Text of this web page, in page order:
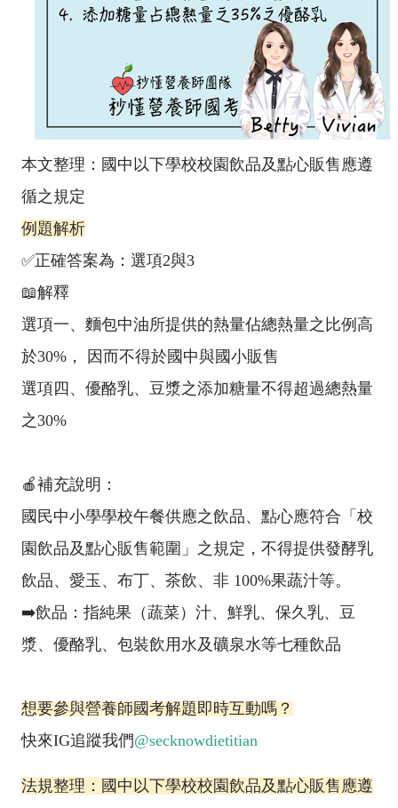
本文整理：國中以下學校校園飲品及點心販售應遵
循之規定
例題解析
✅正確答案為：選項2與3
📖解釋
選項一、麵包中油所提供的熱量佔總熱量之比例高
於30%， 因而不得於國中與國小販售
選項四、優酪乳、豆漿之添加糖量不得超過總熱量
之30%
🍎補充說明：
國民中小學學校午餐供應之飲品、點心應符合「校
園飲品及點心販售範圍」之規定，不得提供發酵乳
飲品、愛玉、布丁、茶飲、非 100%果蔬汁等。
➡️飲品：指純果（蔬菜）汁、鮮乳、保久乳、豆
漿、優酪乳、包裝飲用水及礦泉水等七種飲品
想要參與營養師國考解題即時互動嗎？
快來IG追蹤我們@secknowdietitian
法規整理：國中以下學校校園飲品及點心販售應遵